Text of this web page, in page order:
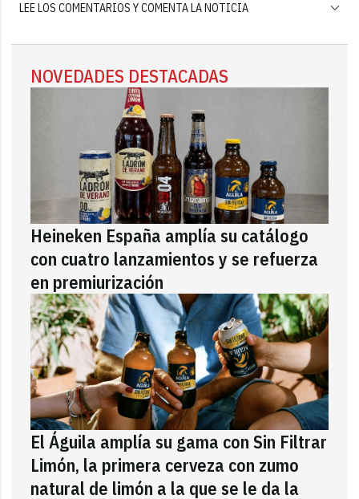
LEE LOS COMENTARIOS Y COMENTA LA NOTICIA
NOVEDADES DESTACADAS
Heineken España amplía su catálogo
con cuatro lanzamientos y se refuerza
en premiurización
El Águila amplía su gama con Sin Filtrar
Limón, la primera cerveza con zumo
natural de limón a la que se le da la